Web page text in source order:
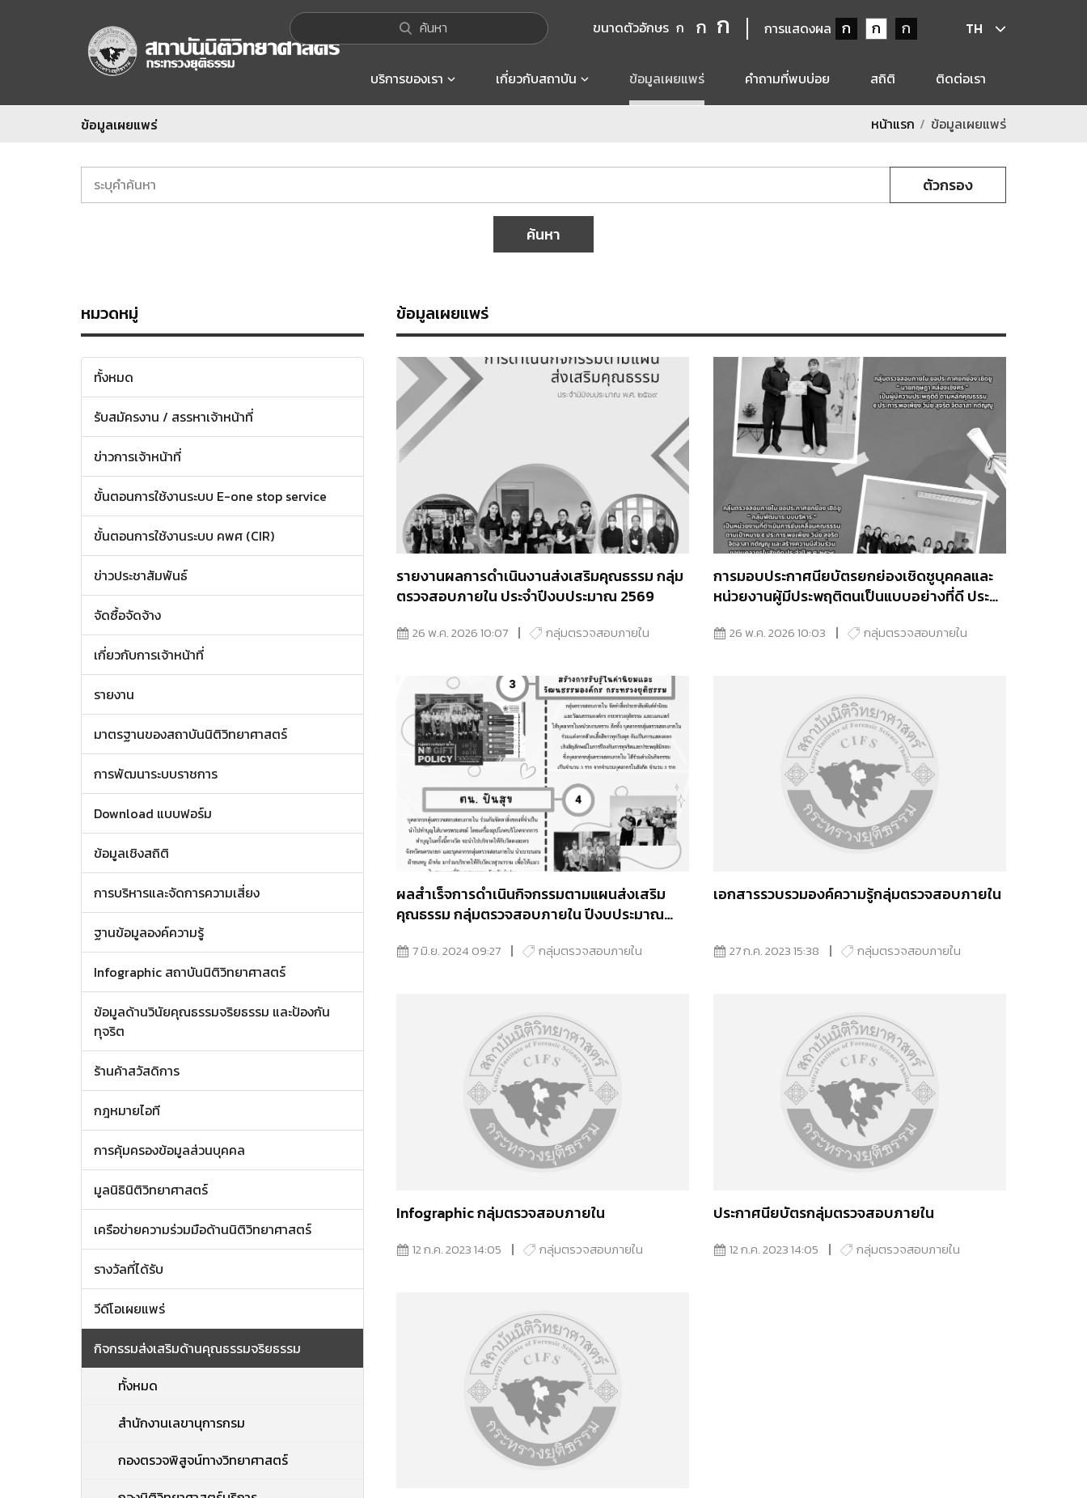
ค้นหา ขนาดตัวอักษร ก ก ก การแสดงผล ก ก ก TH
บริการของเรา เกี่ยวกับสถาบัน ข้อมูลเผยแพร่ คำถามที่พบบ่อย สถิติ ติดต่อเรา
ข้อมูลเผยแพร่ หน้าแรก ข้อมูลเผยแพร่
ตัวกรอง
ค้นหา
หมวดหมู่
ทั้งหมด
รับสมัครงาน / สรรหาเจ้าหน้าที่
ข่าวการเจ้าหน้าที่
ขั้นตอนการใช้งานระบบ E-one stop service
ขั้นตอนการใช้งานระบบ คพศ (CIR)
ข่าวประชาสัมพันธ์
จัดซื้อจัดจ้าง
เกี่ยวกับการเจ้าหน้าที่
รายงาน
มาตรฐานของสถาบันนิติวิทยาศาสตร์
การพัฒนาระบบราชการ
Download แบบฟอร์ม
ข้อมูลเชิงสถิติ
การบริหารและจัดการความเสี่ยง
ฐานข้อมูลองค์ความรู้
Infographic สถาบันนิติวิทยาศาสตร์
ข้อมูลด้านวินัยคุณธรรมจริยธรรม และป้องกัน
ทุจริต
ร้านค้าสวัสดิการ
กฎหมายไอที
การคุ้มครองข้อมูลส่วนบุคคล
มูลนิธินิติวิทยาศาสตร์
เครือข่ายความร่วมมือด้านนิติวิทยาศาสตร์
รางวัลที่ได้รับ
วีดีโอเผยแพร่
กิจกรรมส่งเสริมด้านคุณธรรมจริยธรรม
ทั้งหมด
สำนักงานเลขานุการกรม
กองตรวจพิสูจน์ทางวิทยาศาสตร์
ข้อมูลเผยแพร่
รายงานผลการดำเนินงานส่งเสริมคุณธรรม กลุ่ม
ตรวจสอบภายใน ประจำปีงบประมาณ 2569
26 พ.ค. 2026 10:07 กลุ่มตรวจสอบภายใน
การมอบประกาศนียบัตรยกย่องเชิดชูบุคคลและ
หน่วยงานผู้มีประพฤติตนเป็นแบบอย่างที่ดี ประจำ
26 พ.ค. 2026 10:03 กลุ่มตรวจสอบภายใน
ผลสำเร็จการดำเนินกิจกรรมตามแผนส่งเสริม
คุณธรรม กลุ่มตรวจสอบภายใน ปีงบประมาณ
7 มิ.ย. 2024 09:27 กลุ่มตรวจสอบภายใน
เอกสารรวบรวมองค์ความรู้กลุ่มตรวจสอบภายใน
27 ก.ค. 2023 15:38 กลุ่มตรวจสอบภายใน
Infographic กลุ่มตรวจสอบภายใน
12 ก.ค. 2023 14:05 กลุ่มตรวจสอบภายใน
ประกาศนียบัตรกลุ่มตรวจสอบภายใน
12 ก.ค. 2023 14:05 กลุ่มตรวจสอบภายใน